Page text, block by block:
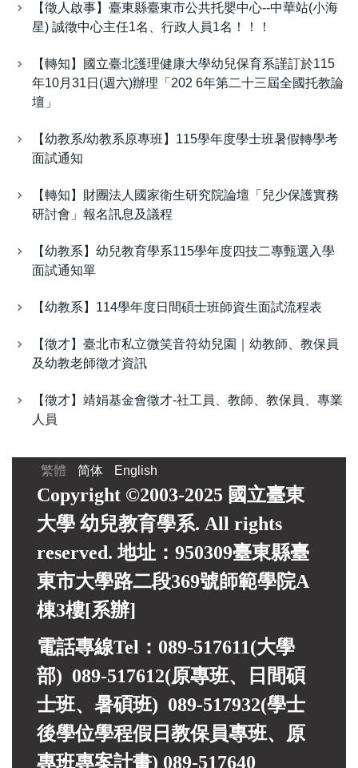
【徵人啟事】臺東縣臺東市公共托嬰中心--中華站(小海
星) 誠徵中心主任1名、行政人員1名！！！
【轉知】國立臺北護理健康大學幼兒保育系謹訂於115
年10月31日(週六)辦理「202 6年第二十三屆全國托教論
壇」
【幼教系/幼教系原專班】115學年度學士班暑假轉學考
面試通知
【轉知】財團法人國家衛生研究院論壇「兒少保護實務
研討會」報名訊息及議程
【幼教系】幼兒教育學系115學年度四技二專甄選入學
面試通知單
【幼教系】114學年度日間碩士班師資生面試流程表
【徵才】臺北市私立微笑音符幼兒園｜幼教師、教保員
及幼教老師徵才資訊
【徵才】靖娟基金會徵才-社工員​、教師、教保員、專業
人員
繁體 简体 English
Copyright ©2003-2025 國立臺東
大學 幼兒教育學系. All rights
reserved. 地址：950309臺東縣臺
東市大學路二段369號師範學院A
棟3樓[系辦]
電話專線Tel：089-517611(大學
部) 089-517612(原專班、日間碩
士班、暑碩班) 089-517932(學士
後學位學程假日教保員專班、 原
專班專案計畫) 089-517640